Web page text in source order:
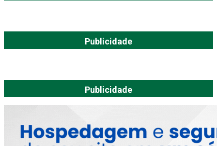
Publicidade
Publicidade